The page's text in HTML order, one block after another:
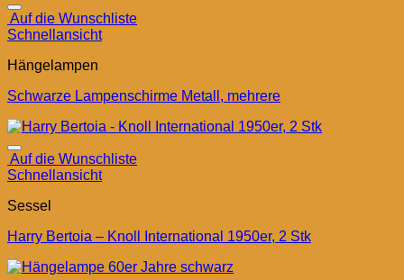
Auf die Wunschliste
Schnellansicht
Hängelampen
Schwarze Lampenschirme Metall, mehrere
Auf die Wunschliste
Schnellansicht
Sessel
Harry Bertoia – Knoll International 1950er, 2 Stk